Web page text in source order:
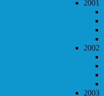
2001
2002
2003